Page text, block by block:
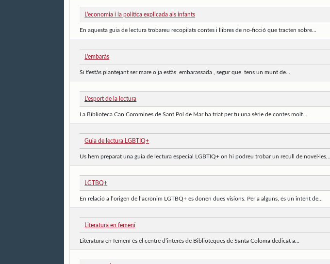
L'economia i la política explicada als infants
En aquesta guia de lectura trobareu recopilats contes i llibres de no-ficció que tracten sobre...
L'embaràs
Si t'estàs plantejant ser mare o ja estàs embarassada , segur que tens un munt de...
L'esport de la lectura
La Biblioteca Can Coromines de Sant Pol de Mar ha triat per tu una sèrie de contes molt...
Guia de lectura LGBTIQ+
Us hem preparat una guia de lectura especial LGBTIQ+ on hi podreu trobar un recull de novel·les,...
LGTBQ+
En relació a l’origen de l’acrònim LGTBQ+ es donen dues visions. Per a alguns, és un intent de...
Literatura en femení
Literatura en femení és el centre d’interès de Biblioteques de Santa Coloma dedicat a...